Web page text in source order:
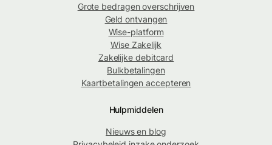
Grote bedragen overschrijven
Geld ontvangen
Wise-platform
Wise Zakelijk
Zakelijke debitcard
Bulkbetalingen
Kaartbetalingen accepteren
Hulpmiddelen
Nieuws en blog